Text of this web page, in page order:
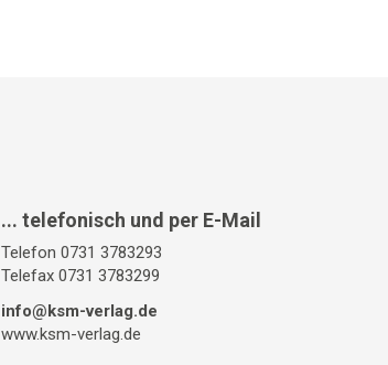
... telefonisch und per E-Mail
Telefon 0731 3783293
Telefax 0731 3783299
info@ksm-verlag.de
www.ksm-verlag.de